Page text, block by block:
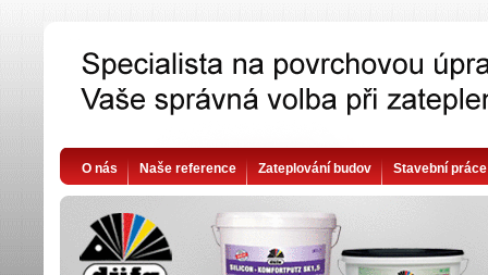
O nás Naše reference Zateplování budov Stavební práce